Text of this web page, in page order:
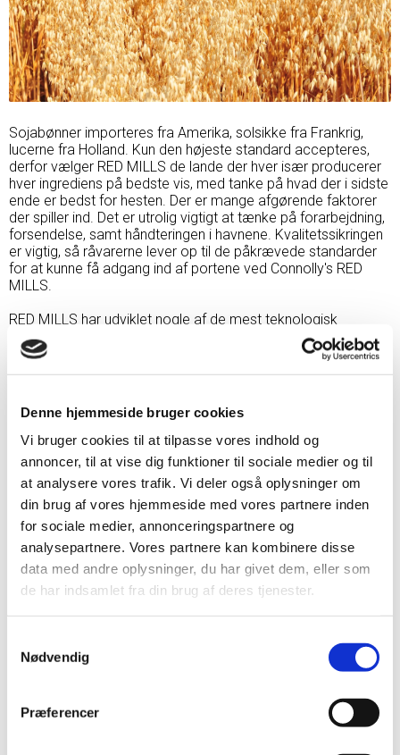
Denne hjemmeside bruger cookies
Vi bruger cookies til at tilpasse vores indhold og
annoncer, til at vise dig funktioner til sociale medier og til
at analysere vores trafik. Vi deler også oplysninger om
din brug af vores hjemmeside med vores partnere inden
for sociale medier, annonceringspartnere og
analysepartnere. Vores partnere kan kombinere disse
data med andre oplysninger, du har givet dem, eller som
de har indsamlet fra din brug af deres tjenester.
Nødvendig
Præferencer
Sojabønner importeres fra Amerika, solsikke fra Frankrig,
lucerne fra Holland. Kun den højeste standard accepteres,
derfor vælger RED MILLS de lande der hver især producerer
hver ingrediens på bedste vis, med tanke på hvad der i sidste
ende er bedst for hesten. Der er mange afgørende faktorer
der spiller ind. Det er utrolig vigtigt at tænke på forarbejdning,
forsendelse, samt håndteringen i havnene. Kvalitetssikringen
er vigtig, så råvarerne lever op til de påkrævede standarder
for at kunne få adgang ind af portene ved Connolly's RED
MILLS.
RED MILLS har udviklet nogle af de mest teknologisk
avancerede fremstillingsprocesser i verden, herunder
dampkogning, dobbeltpelletering, ekstrudering og
fordøjelighed, og sikrer alle næringsstoffer gøres let
tilgængelige for hesten under fordøjelsen.
Kvalitetssikring